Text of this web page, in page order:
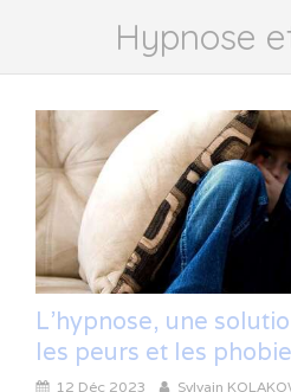
Hypnose
L'hypnose, une
les peurs et les
12 Déc 2023
Sylvain